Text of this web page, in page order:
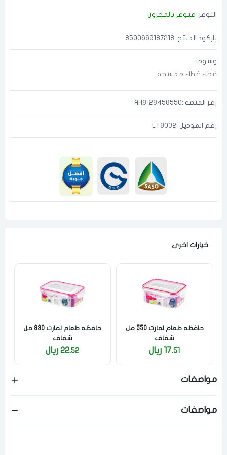
التوفر: متوفر بالمخزون
باركود المنتج :8590669187218
وسوم:
غطاء غطاء ممسحه
رمز المنصة :AH8128458550
رقم الموديل :LT8032
خيارات اخرى
حافظه طعام لمارت 550 مل
شفاف
17.51 ريال
حافظه طعام لمارت 830 مل
شفاف
22.52 ريال
مواصفات
مواصفات
رقم الجوال *
اختر المدينة
فى حالة تغيير المدينة قد تفقد بعض او كل المنتجات التي تم اضافتها